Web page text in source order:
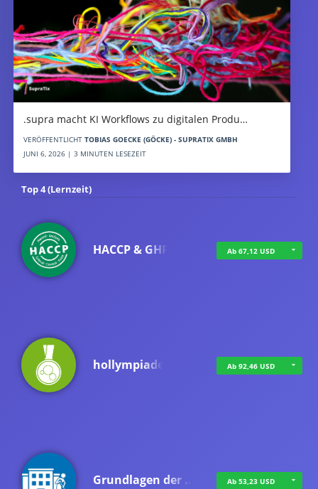
.supra macht KI Workflows zu digitalen Produ…
VERÖFFENTLICHT TOBIAS GOECKE (GÖCKE) - SUPRATIX GMBH
JUNI 6, 2026 | 3 MINUTEN LESEZEIT
Top 4 (Lernzeit)
HACCP & GHP Ab 67,12 USD
hollympiade Ab 92,46 USD
Grundlagen der … Ab 53,23 USD